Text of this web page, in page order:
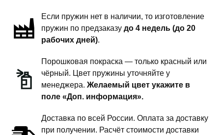
бронирование
Если пружин нет в наличии, то изготовление
пружин по предзаказу до 4 недель (до 20
рабочих дней).
Порошковая покраска — только красный или
чёрный. Цвет пружины уточняйте у
менеджера. Желаемый цвет укажите в
поле «Доп. информация».
Доставка по всей России. Оплата за доставку
при получении. Расчёт стоимости доставки